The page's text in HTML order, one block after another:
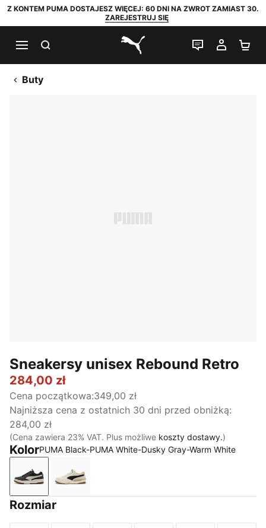
Z KONTEM PUMA DOSTAJESZ WIĘCEJ: 60 DNI NA ZWROT ZAMIAST 30.
ZAREJESTRUJ SIĘ
PUMA.com
CZAT NA
MOJE
Buty
Sneakersy unisex Rebound Retro
284,00 zł
Cena początkowa:349,00 zł
Najniższa cena z ostatnich 30 dni przed obniżką:
284,00 zł
(Cena zawiera 23% VAT. Plus możliwe koszty dostawy.)
KolorPUMA Black-PUMA White-Dusky Gray-Warm White
PUMA Black-PUMA White-Dusky Gray-Warm White
Frosted Ivory-New Navy-Toasted Almond
Rozmiar